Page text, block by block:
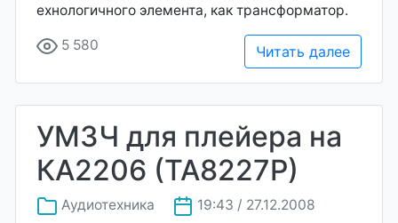
ехнологичного элемента, как трансформатор.
5 580 Читать далее
УМЗЧ для плейера на
КА2206 (ТА8227Р)
Аудиотехника 19:43 / 27.12.2008